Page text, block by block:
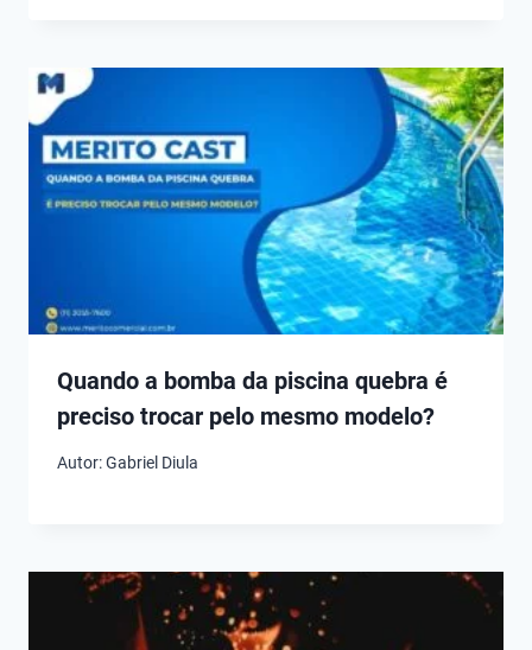
Quando a bomba da piscina quebra é
preciso trocar pelo mesmo modelo?
Autor:Gabriel Diula